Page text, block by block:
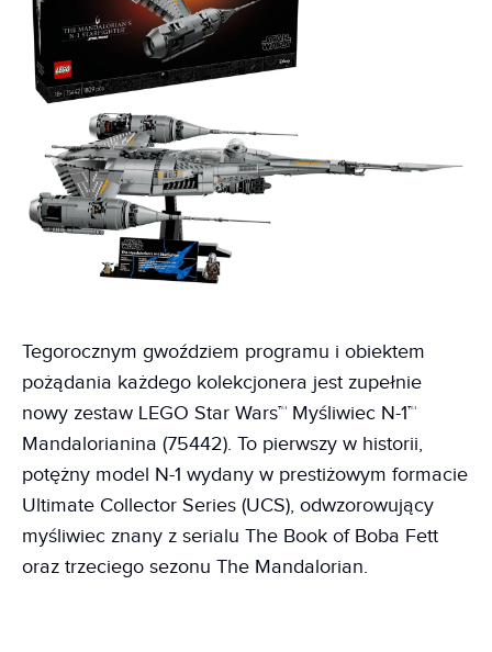
Tegorocznym gwoździem programu i obiektem
pożądania każdego kolekcjonera jest zupełnie
nowy zestaw LEGO Star Wars™ Myśliwiec N-1™
Mandalorianina (75442). To pierwszy w historii,
potężny model N-1 wydany w prestiżowym formacie
Ultimate Collector Series (UCS), odwzorowujący
myśliwiec znany z serialu The Book of Boba Fett
oraz trzeciego sezonu The Mandalorian.